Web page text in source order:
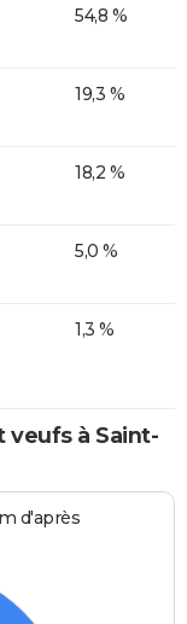
54,8 %
19,3 %
18,2 %
5,0 %
1,3 %
veufs à Saint-
d'après